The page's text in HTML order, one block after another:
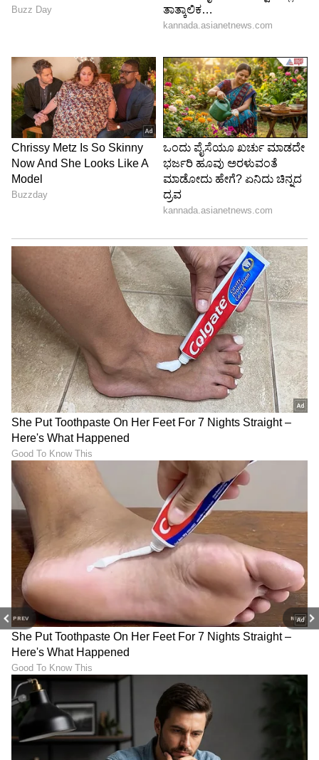
PREV NEXT
5
Image Credit : Social Media
ಸಾರ್ವಜನಿಕರ ಮತ್ತು ವಿದ್ಯಾರ್ಥಿಗಳ ಬೇಡಿಕೆಗೆ
ಸಾರ್ವಜನಿಕರ ಮತ್ತು ವಿದ್ಯಾರ್ಥಿಗಳ ಬೇಡಿಕೆಗೆ ಸ್ಪಂದಿಸಿ
ಅಧಿಕಾರಿಗಳಿಗೆ ಬಿದ್ರಕಾನ್, ಮುತ್ತಿಗೆ, ಹಾರ್ಸಿಕಟ್ಟಾ ಹಾಗೂ
ವಾಜಗದ್ದೆ ಗ್ರಾಮಸ್ಥರು ಪತ್ರಿಕಾ ಪ್ರಕಟಣೆಯಲ್ಲಿ ಕೃತಜ್ಞತೆ
ಸಲ್ಲಿಸಿದ್ದಾರೆ.
LATEST VIDEOS
ABOUT THE AUTHOR
Kannadaprabha News